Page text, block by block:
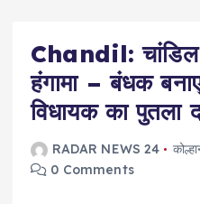
Chandil: चांडिल
हंगामा – बंधक
विधायक का पुतला
RADAR NEWS 24
0 Comments